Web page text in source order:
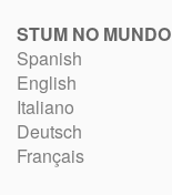
STUM NO MUNDO
Spanish
English
Italiano
Deutsch
Français